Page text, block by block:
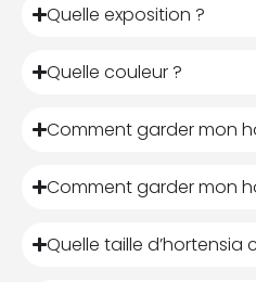
Quelle exposition ?
Quelle couleur ?
Comment garder mon
Comment garder mon
Quelle taille d’hortensia